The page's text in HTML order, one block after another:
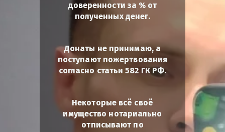
доверенности за % от
полученных денег.
Донаты не принимаю, а
поступают пожертвования
согласно статьи 582 ГК РФ.
Некоторые всё своё
имущество нотариально
отписывают по